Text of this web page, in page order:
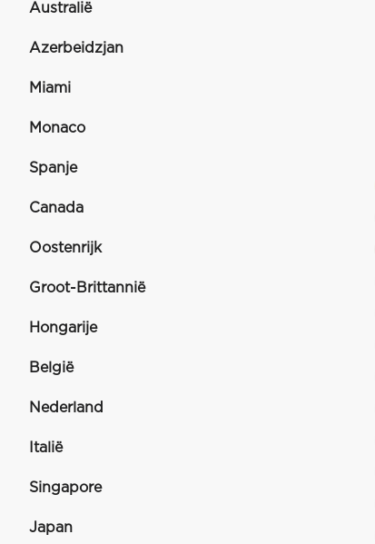
Australië
Azerbeidzjan
Miami
Monaco
Spanje
Canada
Oostenrijk
Groot-Brittannië
Hongarije
België
Nederland
Italië
Singapore
Japan